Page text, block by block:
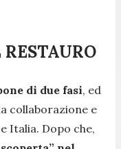
di due fasi, ed
collaborazione e
Italia. Dopo che,